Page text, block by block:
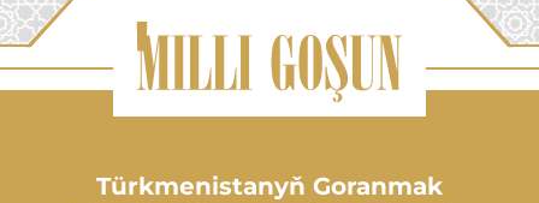
Türkmenistanyň Goranmak